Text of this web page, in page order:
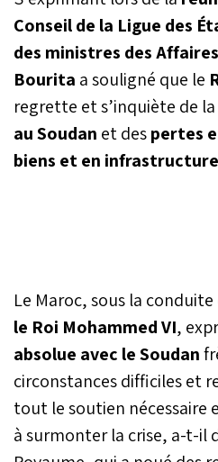
Conseil de la Ligue des
des ministres des
Bourita a souligné que le
regrette et s’inquiète de la
au Soudan et despertes
biens et en
Le Maroc, sous la
le Roi Mohammed VI,
absolue avec le Soudan
circonstances difficiles et
tout le soutien nécessaire
à surmonter la crise, a-t-il